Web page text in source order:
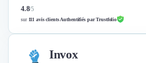
4.8/5
sur 111 avis clients Authentifiés par Trustfolio
Invox